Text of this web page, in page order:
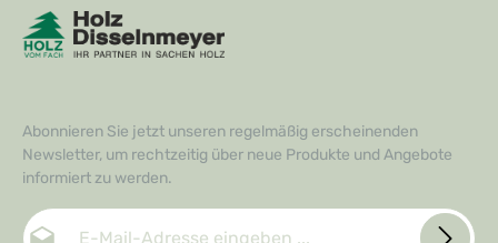
Abonnieren Sie jetzt unseren regelmäßig erscheinenden
Newsletter, um rechtzeitig über neue Produkte und Angebote
informiert zu werden.
E-Mail-Adresse*